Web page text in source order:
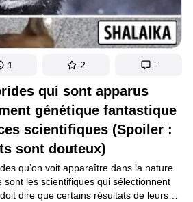
qui sont apparus
génétique fantastique
scientifiques (Spoiler :
sont douteux)
qu’on voit apparaître dans la nature
sont les scientifiques qui sélectionnent
dire que certains résultats de leurs
1 2 -